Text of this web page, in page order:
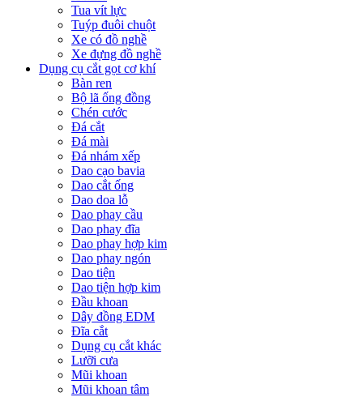
Tua vít lực
Tuýp đuôi chuột
Xe có đồ nghề
Xe đựng đồ nghề
Dụng cụ cắt gọt cơ khí
Bàn ren
Bộ lã ống đồng
Chén cước
Đá cắt
Đá mài
Đá nhám xếp
Dao cạo bavia
Dao cắt ống
Dao doa lỗ
Dao phay cầu
Dao phay đĩa
Dao phay hợp kim
Dao phay ngón
Dao tiện
Dao tiện hợp kim
Đầu khoan
Dây đồng EDM
Đĩa cắt
Dụng cụ cắt khác
Lưỡi cưa
Mũi khoan
Mũi khoan tâm